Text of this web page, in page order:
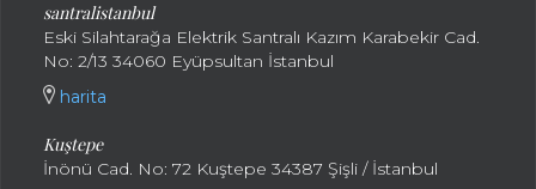
santralistanbul
Eski Silahtarağa Elektrik Santralı Kazım Karabekir Cad.
No: 2/13 34060 Eyüpsultan İstanbul
harita
Kuştepe
İnönü Cad. No: 72 Kuştepe 34387 Şişli / İstanbul